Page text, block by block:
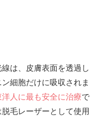
は、皮膚表面を透過し
細胞だけに吸収されま
人に最も安全に治療で
毛レーザーとして使用